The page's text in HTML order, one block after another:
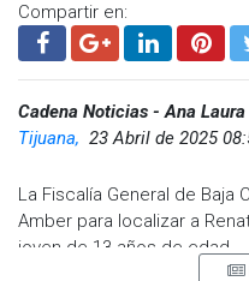
Compartir en:
Cadena Noticias - Ana Laura
Tijuana, 23 Abril de 2025
La Fiscalía General de Baja
Amber para localizar a
joven de 13 años de edad.